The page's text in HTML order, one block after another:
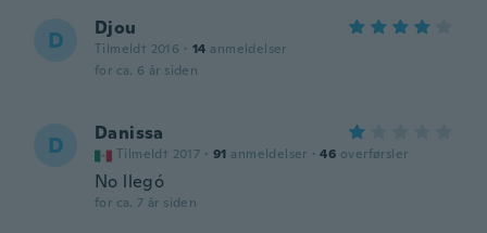
D Djou
Tilmeldt 2016 · 14 anmeldelser
for ca. 6 år siden
D Danissa
Tilmeldt 2017 · 91 anmeldelser · 46 overførsler
No llegó
for ca. 7 år siden